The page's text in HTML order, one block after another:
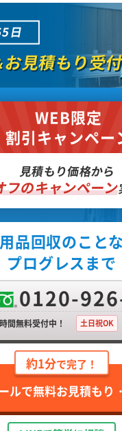
日
お見積もり受
WEB限定
割引キャンペー
見積もり価格から
フのキャンペーン
品回収のこと
プログレスまで
0120-
間無料受付中！ 土日祝OK
約1分で完了！
ルで無料お見積もり